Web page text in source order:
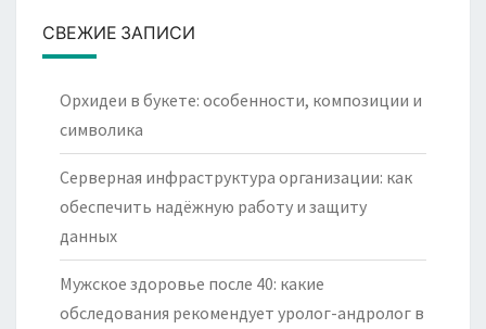
СВЕЖИЕ ЗАПИСИ
Орхидеи в букете: особенности, композиции и
символика
Серверная инфраструктура организации: как
обеспечить надёжную работу и защиту
данных
Мужское здоровье после 40: какие
обследования рекомендует уролог-андролог в